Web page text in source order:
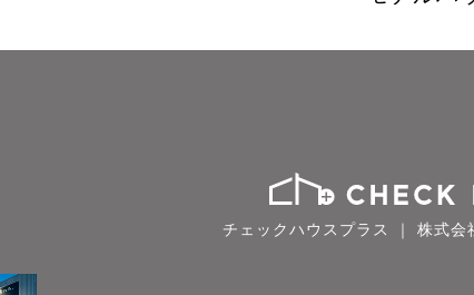
チェックハウスプラス ｜ 株式会